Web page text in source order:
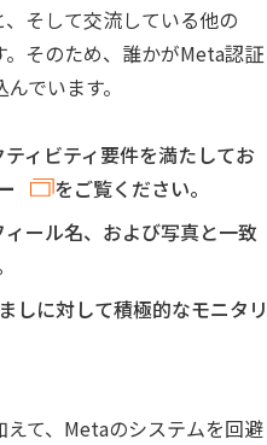
そして交流している他の
そのため、誰かがMeta認証
でいます。
ィビティ要件を満たしてお
をご覧ください。
ール名、および写真と一致
しに対して積極的なモニタリ
て、Metaのシステムを回避